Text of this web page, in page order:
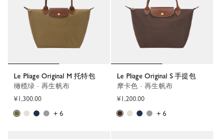
Le Pliage Original M 托特包
橄榄绿 - 再生帆布
¥1,300.00
+ 6
Le Pliage Original S 手提包
摩卡色 - 再生帆布
¥1,200.00
+ 6